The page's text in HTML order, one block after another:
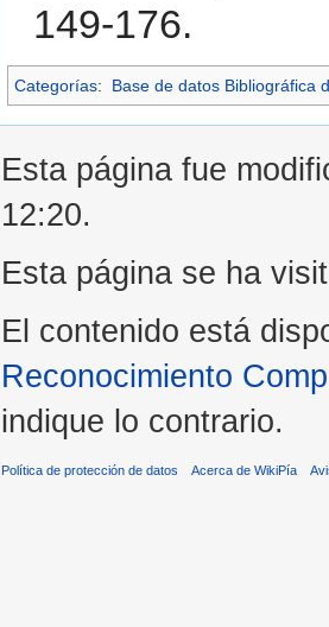
149-176.
Categorías: Base de datos Bibliográfica
Esta página fue
12:20.
Esta página se ha
El contenido está
Reconocimiento
indique lo contrario.
Política de protección de datos Acerca de WikiPía